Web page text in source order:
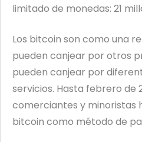
limitado de monedas: 21
Los bitcoin son como una
pueden canjear por otros
pueden canjear por
servicios. Hasta febrero de
comerciantes y minoristas
bitcoin como método de